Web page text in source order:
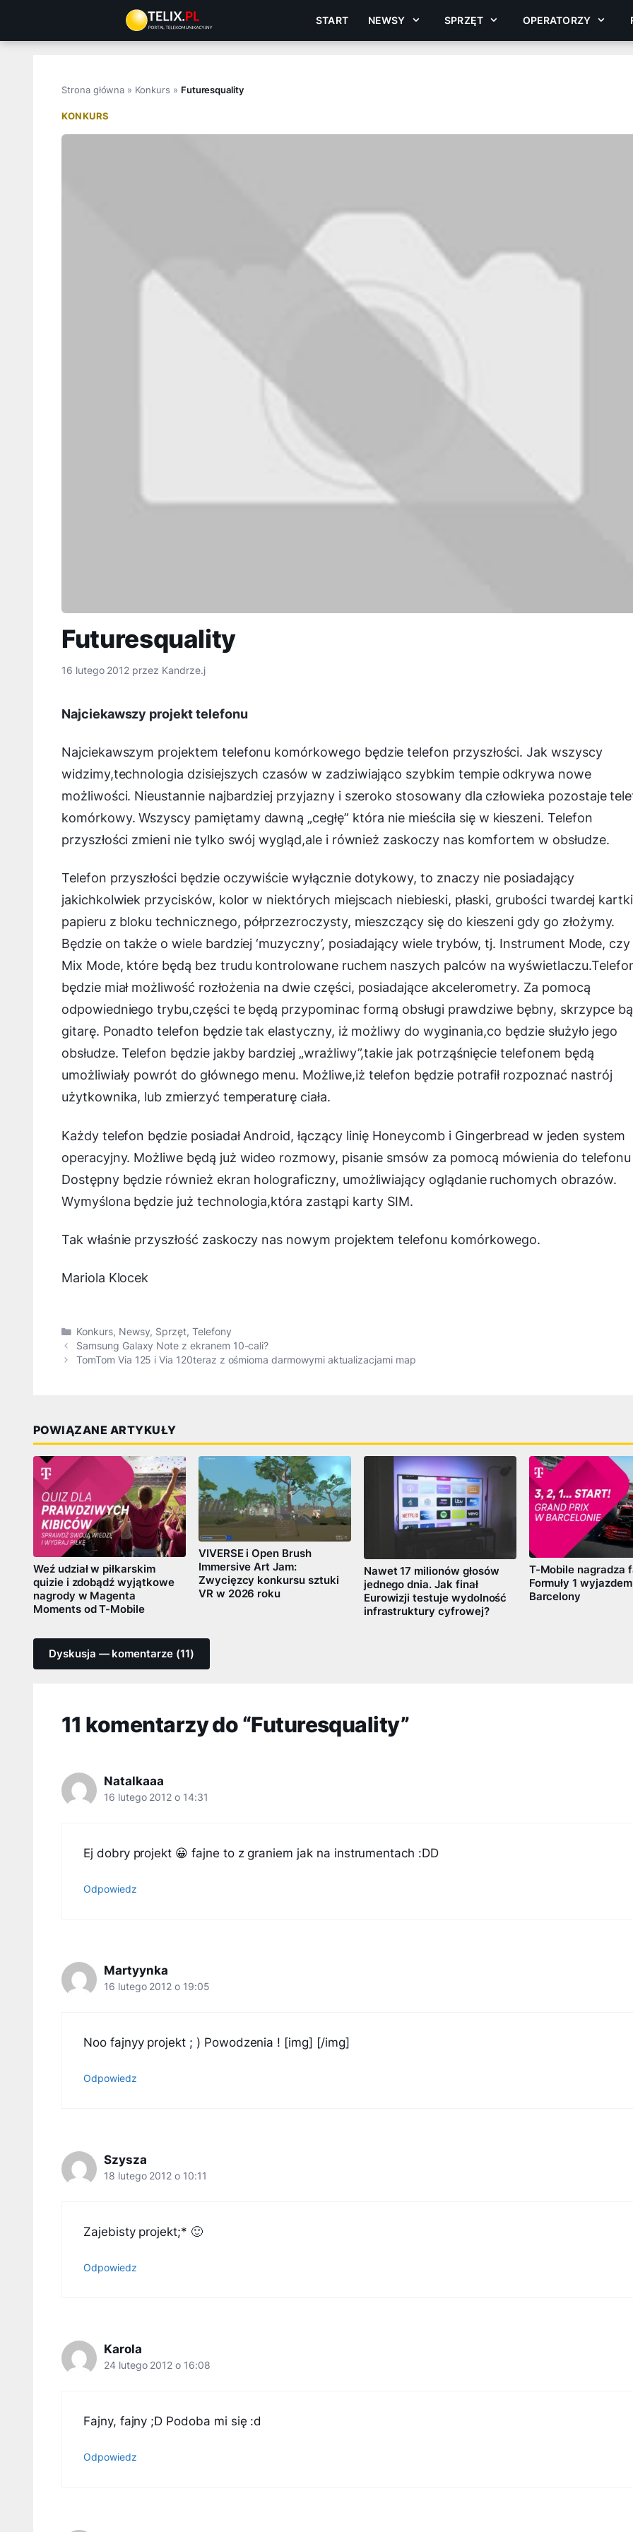
treści
START NEWSY SPRZĘT OPERATORZY
Strona główna » Konkurs » Futuresquality
KONKURS
Futuresquality
16 lutego 2012 przez Kandrze.j
Najciekawszy projekt telefonu
Najciekawszym projektem telefonu komórkowego będzie telefon przyszłości. Jak wszyscy
widzimy,technologia dzisiejszych czasów w zadziwiająco szybkim tempie odkrywa nowe
możliwości. Nieustannie najbardziej przyjazny i szeroko stosowany dla człowieka pozostaje
komórkowy. Wszyscy pamiętamy dawną „cegłę” która nie mieściła się w kieszeni. Telefon
przyszłości zmieni nie tylko swój wygląd,ale i również zaskoczy nas komfortem w obsłudze.
Telefon przyszłości będzie oczywiście wyłącznie dotykowy, to znaczy nie posiadający
jakichkolwiek przycisków, kolor w niektórych miejscach niebieski, płaski, grubości twardej kartki
papieru z bloku technicznego, półprzezroczysty, mieszczący się do kieszeni gdy go złożymy.
Będzie on także o wiele bardziej ‘muzyczny’, posiadający wiele trybów, tj. Instrument Mode, czy
Mix Mode, które będą bez trudu kontrolowane ruchem naszych palców na
będzie miał możliwość rozłożenia na dwie części, posiadające akcelerometry. Za pomocą
odpowiedniego trybu,części te będą przypominac formą obsługi prawdziwe bębny, skrzypce
gitarę. Ponadto telefon będzie tak elastyczny, iż możliwy do wyginania,co będzie służyło jego
obsłudze. Telefon będzie jakby bardziej „wrażliwy”,takie jak potrząśnięcie telefonem będą
umożliwiały powrót do głównego menu. Możliwe,iż telefon będzie potrafił rozpoznać nastrój
użytkownika, lub zmierzyć temperaturę ciała.
Każdy telefon będzie posiadał Android, łączący linię Honeycomb i Gingerbread w jeden system
operacyjny. Możliwe będą już wideo rozmowy, pisanie smsów za pomocą mówienia do telefonu
Dostępny będzie również ekran holograficzny, umożliwiający oglądanie ruchomych obrazów.
Wymyślona będzie już technologia,która zastąpi karty SIM.
Tak właśnie przyszłość zaskoczy nas nowym projektem telefonu komórkowego.
Mariola Klocek
Kategorie
Konkurs, Newsy, Sprzęt, Telefony
Samsung Galaxy Note z ekranem 10-cali?
TomTom Via 125 i Via 120teraz z ośmioma darmowymi aktualizacjami map
POWIĄZANE ARTYKUŁY
Weź udział w piłkarskim
quizie i zdobądź wyjątkowe
nagrody w Magenta
Moments od T-Mobile
VIVERSE i Open Brush
Immersive Art Jam:
Zwycięzcy konkursu sztuki
VR w 2026 roku
Nawet 17 milionów głosów
jednego dnia. Jak finał
Eurowizji testuje wydolność
infrastruktury cyfrowej?
T-Mobile nagradza
Formuły 1
Barcelony
Dyskusja — komentarze (11)
11 komentarzy do “Futuresquality”
Natalkaaa
16 lutego 2012 o 14:31
Ej dobry projekt 😀 fajne to z graniem jak na instrumentach :DD
Odpowiedz
Martyynka
16 lutego 2012 o 19:05
Noo fajnyy projekt ; ) Powodzenia ! [img] [/img]
Odpowiedz
Szysza
18 lutego 2012 o 10:11
Zajebisty projekt;* 🙂
Odpowiedz
Karola
24 lutego 2012 o 16:08
Fajny, fajny ;D Podoba mi się :d
Odpowiedz